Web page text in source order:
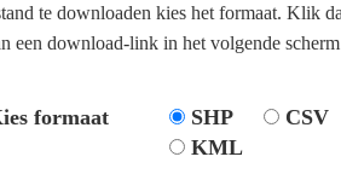
te downloaden kies het formaat. Klik
een download-link in het volgende
formaat SHP CSV
KML